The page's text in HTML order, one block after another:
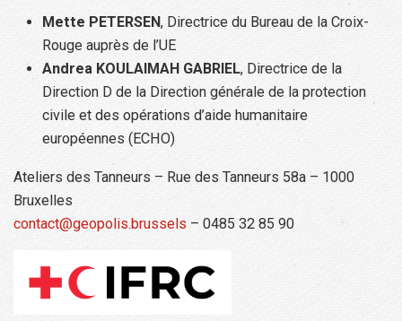
Mette PETERSEN, Directrice du Bureau de la Croix-
Rouge auprès de l’UE
Andrea KOULAIMAH GABRIEL, Directrice de la
Direction D de la Direction générale de la protection
civile et des opérations d’aide humanitaire
européennes (ECHO)
Ateliers des Tanneurs – Rue des Tanneurs 58a – 1000
Bruxelles
contact@geopolis.brussels – 0485 32 85 90